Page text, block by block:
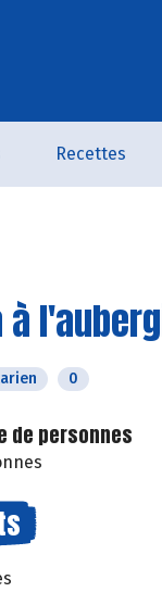
Recettes
à
0
de personnes